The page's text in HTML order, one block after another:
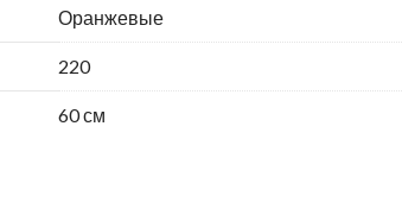
Оранжевые
220
60 см